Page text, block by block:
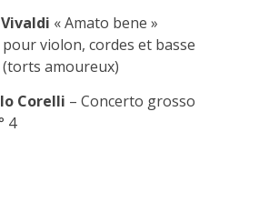
« Amato bene »
violon, cordes et basse
amoureux)
Corelli – Concerto grosso
4